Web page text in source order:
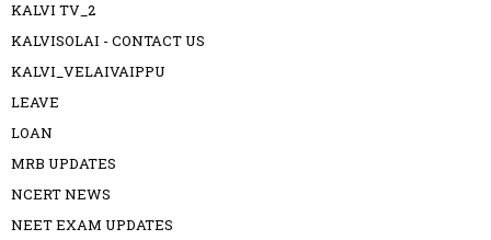
KALVI TV_2
KALVISOLAI - CONTACT US
KALVI_VELAIVAIPPU
LEAVE
LOAN
MRB UPDATES
NCERT NEWS
NEET EXAM UPDATES